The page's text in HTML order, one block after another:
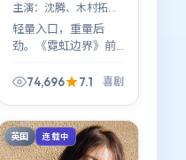
主演： 沈腾、木村拓哉
等
轻量入口，重量后
劲。《霓虹边界》前
诗缩印；喜剧标签贴
题。
74,696 7.1 喜剧
英国 连载中